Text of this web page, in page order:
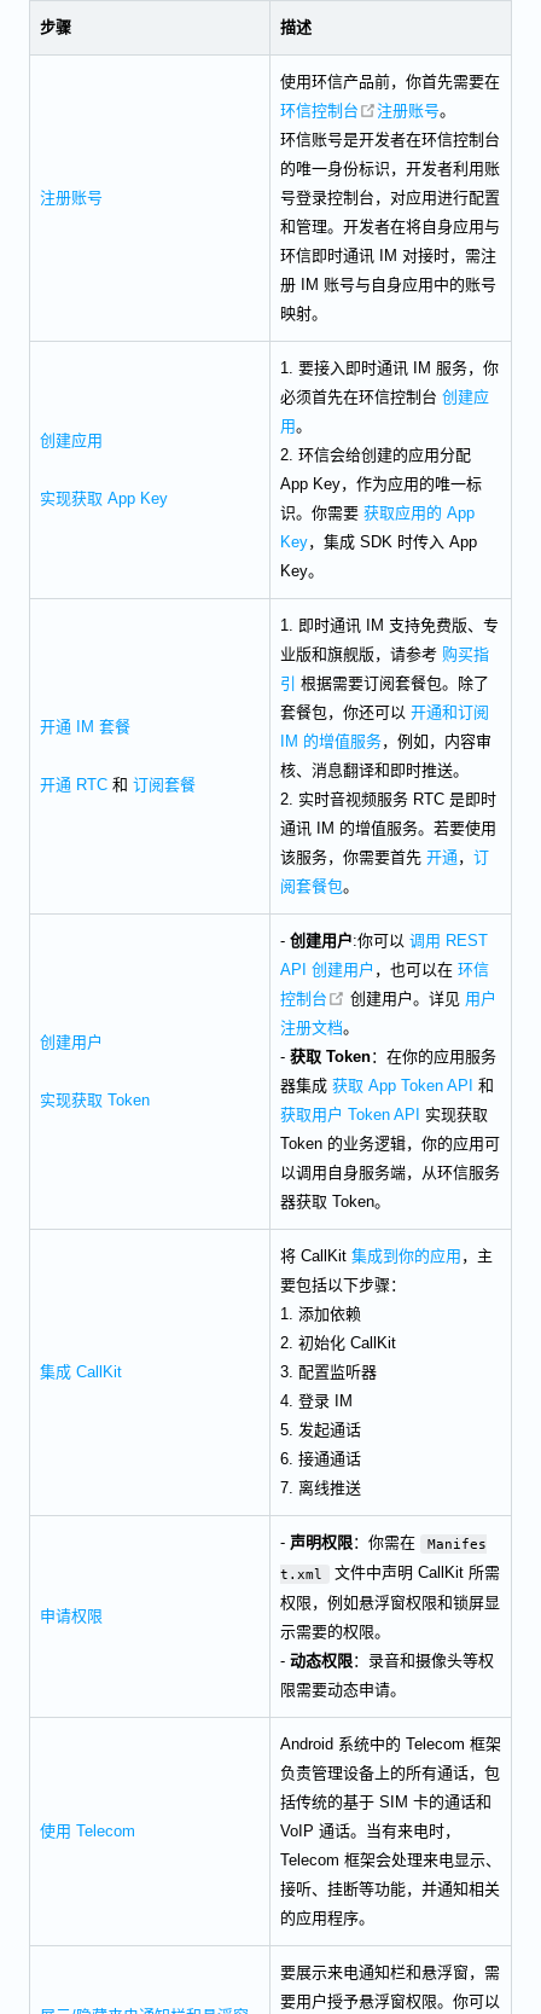
步骤 描述
注册账号
使用环信产品前，你首先需要在
环信控制台
open in new window
注册账号。
环信账号是开发者在环信控制台
的唯一身份标识，开发者利用账
号登录控制台，对应用进行配置
和管理。开发者在将自身应用与
环信即时通讯 IM 对接时，需注
册 IM 账号与自身应用中的账号
映射。
创建应用
实现获取 App Key
1. 要接入即时通讯 IM 服务，你
必须首先在环信控制台 创建应
用。
2. 环信会给创建的应用分配
App Key，作为应用的唯一标
识。你需要 获取应用的 App
Key，集成 SDK 时传入 App
Key。
开通 IM 套餐
开通 RTC 和 订阅套餐
1. 即时通讯 IM 支持免费版、专
业版和旗舰版，请参考 购买指
引
根据需要订阅套餐包。除了
套餐包，你还可以 开通和订阅
IM 的增值服务，例如，内容审
核、消息翻译和即时推送。
2. 实时音视频服务 RTC 是即时
通讯 IM 的增值服务。若要使用
该服务，你需要首先 开通 ， 订
阅套餐包。
创建用户
实现获取 Token
- 创建用户:你可以 调用 REST
API 创建用户 ，也可以在 环信
控制台
open in new window
创建用户。详见 用户
注册文档。
- 获取 Token：在你的应用服务
器集成 获取 App Token API 和
获取用户 Token API
实现获取
Token 的业务逻辑，你的应用可
以调用自身服务端，从环信服务
器获取 Token。
集成 CallKit
将 CallKit 集成到你的应用 ，主
要包括以下步骤：
1. 添加依赖
2. 初始化 CallKit
3. 配置监听器
4. 登录 IM
5. 发起通话
6. 接通通话
7. 离线推送
申请权限
- 声明权限：你需在
Manifes
t.xml
文件中声明 CallKit 所需
权限，例如悬浮窗权限和锁屏显
示需要的权限。
- 动态权限：录音和摄像头等权
限需要动态申请。
使用 Telecom
Android 系统中的 Telecom 框架
负责管理设备上的所有通话，包
括传统的基于 SIM 卡的通话和
VoIP 通话。当有来电时，
Telecom 框架会处理来电显示、
接听、挂断等功能，并通知相关
的应用程序。
要展示来电通知栏和悬浮窗，需
要用户授予悬浮窗权限。你可以